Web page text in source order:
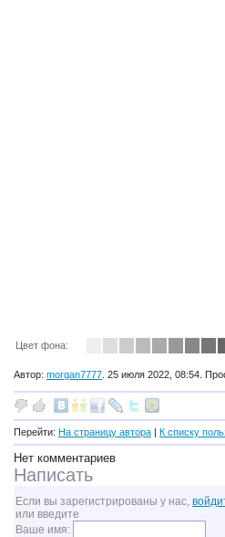
Цвет фона:
Автор: morgan7777 . 25 июля 2022, 08:54.
Перейти: На страницу автора | К списку
Нет комментариев
Написать
Если вы зарегистрированы у нас,
или введите
Ваше имя: